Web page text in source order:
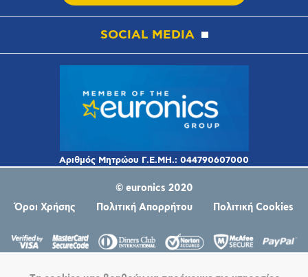
SOCIAL MEDIA
© euronics 2020
Όροι Χρήσης
Πολιτική Απορρήτου Πολιτική Cookies